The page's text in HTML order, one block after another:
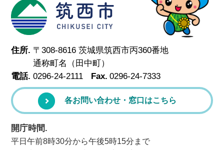
筑西市
住所. 〒308-8616 茨城県筑西市丙360番地
通称町名（田中町）
電話. 0296-24-2111 Fax. 0296-24-7333
各お問い合わせ・窓口はこちら
開庁時間.
平日午前8時30分から午後5時15分まで